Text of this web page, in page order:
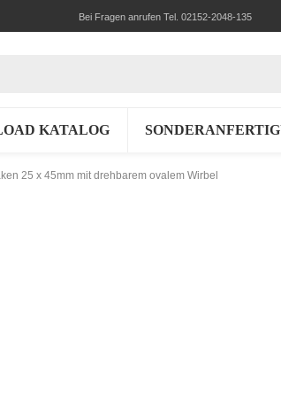
Bei Fragen anrufen Tel. 02152-2048-135
KATALOG
25 x 45mm mit drehbarem ovalem Wirbel